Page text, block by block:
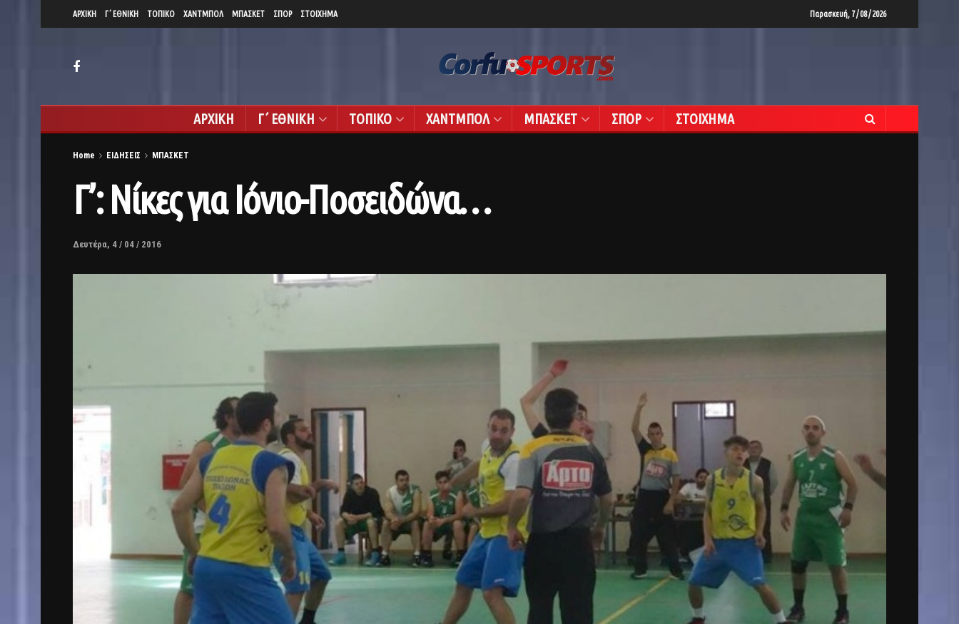
ΑΡΧΙΚΗ Γ΄ ΕΘΝΙΚΗ ΤΟΠΙΚΟ ΧΑΝΤΜΠΟΛ ΜΠΑΣΚΕΤ ΣΠΟΡ ΣΤΟΙΧΗΜΑ Παρασκευή, 7 / 08 / 2026
ΑΡΧΙΚΗ Γ΄ ΕΘΝΙΚΗ ΤΟΠΙΚΟ ΧΑΝΤΜΠΟΛ ΜΠΑΣΚΕΤ ΣΠΟΡ ΣΤΟΙΧΗΜΑ
Home ΕΙΔΗΣΕΙΣ ΜΠΑΣΚΕΤ
Γ’: Νίκες για Ιόνιο-Ποσειδώνα…
Δευτέρα, 4 / 04 / 2016